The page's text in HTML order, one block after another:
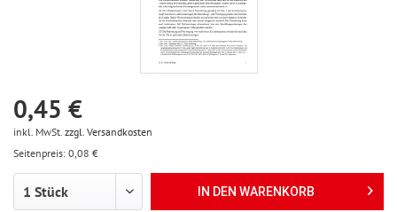
0,45 €
inkl. MwSt. zzgl. Versandkosten
Seitenpreis: 0,08 €
IN DEN WARENKORB